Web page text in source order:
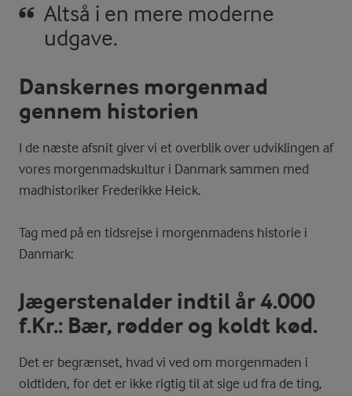
Altså i en mere moderne
udgave.
Danskernes morgenmad
gennem historien
I de næste afsnit giver vi et overblik over udviklingen af
vores morgenmadskultur i Danmark sammen med
madhistoriker Frederikke Heick.
Tag med på en tidsrejse i morgenmadens historie i
Danmark:
Jægerstenalder indtil år 4.000
f.Kr.: Bær, rødder og koldt kød.
Det er begrænset, hvad vi ved om morgenmaden i
oldtiden, for det er ikke rigtig til at sige ud fra de ting,